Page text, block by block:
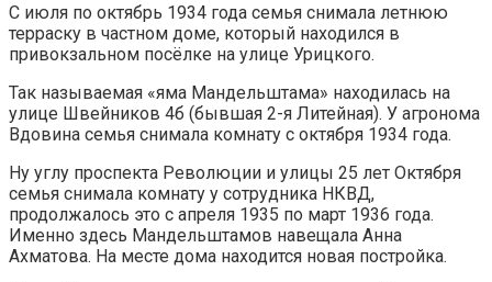
С июля по октябрь 1934 года семья снимала летнюю
терраску в частном доме, который находился в
привокзальном посёлке на улице Урицкого.
Так называемая «яма Мандельштама» находилась на
улице Швейников 4б (бывшая 2-я Литейная). У агронома
Вдовина семья снимала комнату с октября 1934 года.
Ну углу проспекта Революции и улицы 25 лет Октября
семья снимала комнату у сотрудника НКВД,
продолжалось это с апреля 1935 по март 1936 года.
Именно здесь Мандельштамов навещала Анна
Ахматова. На месте дома находится новая постройка.